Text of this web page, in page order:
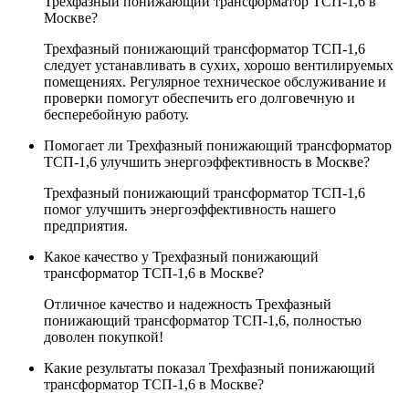
Москве?
Трехфазный понижающий трансформатор ТСП-1,6
следует устанавливать в сухих, хорошо вентилируемых
помещениях. Регулярное техническое обслуживание и
проверки помогут обеспечить его долговечную и
бесперебойную работу.
Помогает ли Трехфазный понижающий трансформатор
ТСП-1,6 улучшить энергоэффективность в Москве?
Трехфазный понижающий трансформатор ТСП-1,6
помог улучшить энергоэффективность нашего
предприятия.
Какое качество у Трехфазный понижающий
трансформатор ТСП-1,6 в Москве?
Отличное качество и надежность Трехфазный
понижающий трансформатор ТСП-1,6, полностью
доволен покупкой!
Какие результаты показал Трехфазный понижающий
трансформатор ТСП-1,6 в Москве?